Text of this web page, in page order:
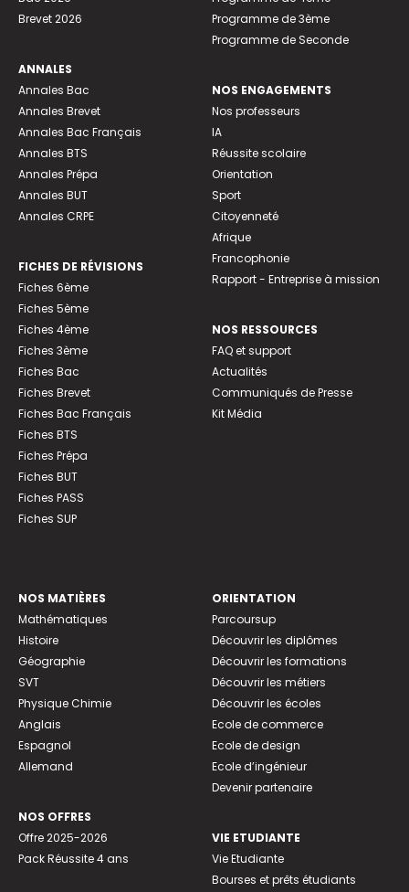
Brevet 2026
ANNALES
Annales Bac
Annales Brevet
Annales Bac Français
Annales BTS
Annales Prépa
Annales BUT
Annales CRPE
FICHES DE RÉVISIONS
Fiches 6ème
Fiches 5ème
Fiches 4ème
Fiches 3ème
Fiches Bac
Fiches Brevet
Fiches Bac Français
Fiches BTS
Fiches Prépa
Fiches BUT
Fiches PASS
Fiches SUP
Programme de 3ème
Programme de Seconde
NOS ENGAGEMENTS
Nos professeurs
IA
Réussite scolaire
Orientation
Sport
Citoyenneté
Afrique
Francophonie
Rapport - Entreprise à mission
NOS RESSOURCES
FAQ et support
Actualités
Communiqués de Presse
Kit Média
NOS MATIÈRES
Mathématiques
Histoire
Géographie
SVT
Physique Chimie
Anglais
Espagnol
Allemand
NOS OFFRES
Offre 2025-2026
Pack Réussite 4 ans
ORIENTATION
Parcoursup
Découvrir les diplômes
Découvrir les formations
Découvrir les métiers
Découvrir les écoles
Ecole de commerce
Ecole de design
Ecole d’ingénieur
Devenir partenaire
VIE ETUDIANTE
Vie Etudiante
Bourses et prêts étudiants